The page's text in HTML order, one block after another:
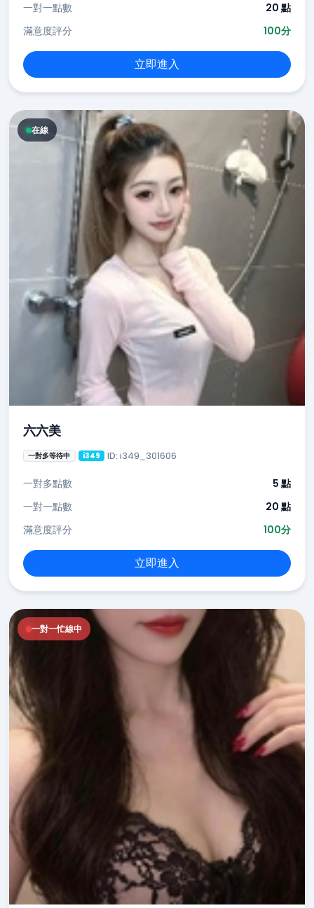
一對一點數
20 點
滿意度評分
100分
立即進入
在線
六六美
一對多等待中 i349 ID: i349_301606
一對多點數
5 點
一對一點數
20 點
滿意度評分
100分
立即進入
一對一忙線中